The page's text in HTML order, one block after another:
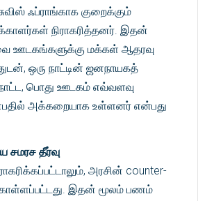
ஃப்ராங்காக குறைக்கும்
நிராகரித்தனர். இதன்
ஊடகங்களுக்கு மக்கள் ஆதரவு
ஒரு நாட்டின் ஜனநாயகத்
பொது ஊடகம் எவ்வளவு
அக்கறையாக உள்ளனர் என்பது
சமரச தீர்வு
அரசின் counter-
இதன் மூலம் பணம்